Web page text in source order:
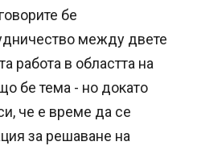
бе
между двете
работа в областта на
бе тема - но докато
че е време да се
за решаване на